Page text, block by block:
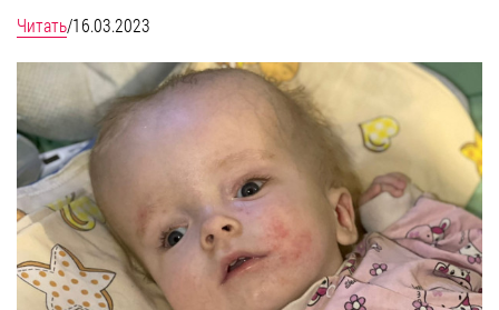
Читать/16.03.2023